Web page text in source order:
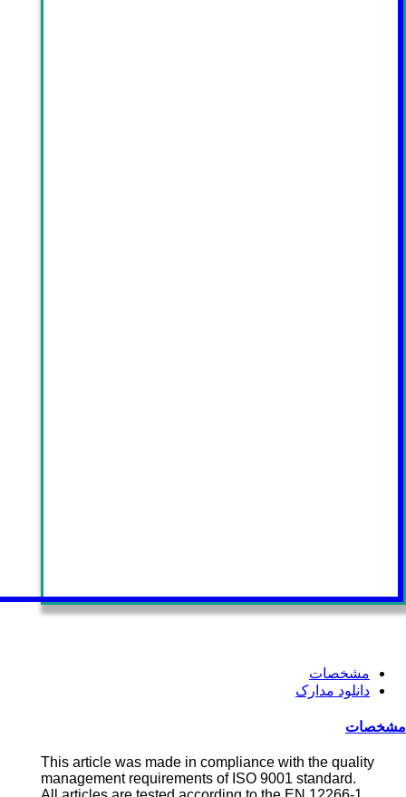
مشخصات
دانلود مدارک
مشخصات
This article was made in compliance with the quality
management requirements of ISO 9001 standard.